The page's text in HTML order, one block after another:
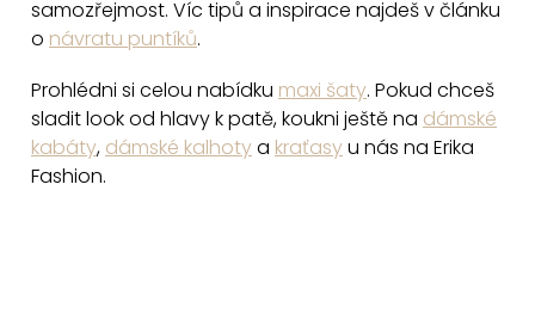
i
samozřejmost. Víc tipů a inspirace najdeš v článku
o návratu puntíků.
Prohlédni si celou nabídku maxi šaty. Pokud chceš
sladit look od hlavy k patě, koukni ještě na dámské
kabáty, dámské kalhotya kraťasyu nás na Erika
Fashion.